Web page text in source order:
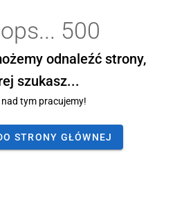
500
odnaleźć strony,
szukasz...
nad tym pracujemy!
STRONY GŁÓWNEJ